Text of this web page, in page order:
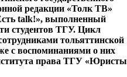
редакции «Толк ТВ»
talk!», выполненный
студентов ТГУ. Цикл
тольяттинской
с воспоминаниями о них
права ТГУ «Юристы